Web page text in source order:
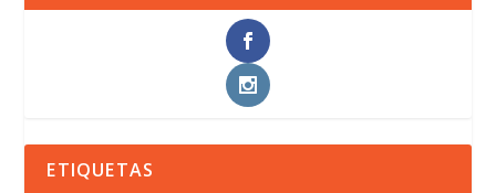
ETIQUETAS